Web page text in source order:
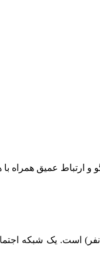
همسا یک پلتفرم ارتباطی اختصاصی برای